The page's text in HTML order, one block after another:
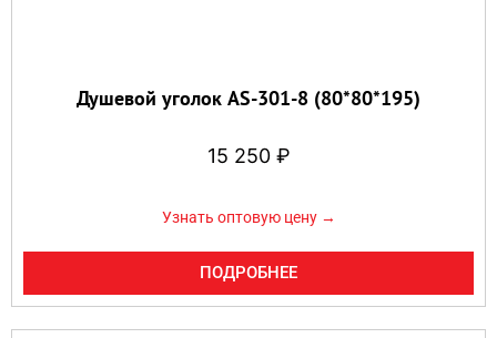
Душевой уголок AS-301-8 (80*80*195)
15 250 ₽
Узнать оптовую цену →
ПОДРОБНЕЕ